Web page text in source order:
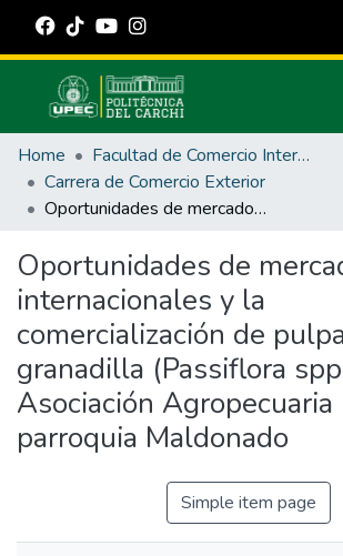
Communities & Collections
All of DSpace
Statistics
Estadísticas Externas
Manuales
Home
Facultad de Comercio Internacional, Integración, Administración y Economía Empresarial
Carrera de Comercio Exterior
Oportunidades de mercados internacionales y la comercialización de pulpa de granadilla (Passiflora spp.) desde la Asociación Agropecuaria El Edén parroquia Maldonado
Oportunidades de
internacionales y la
comercialización de
granadilla (Passiflora
Asociación Agropecuaria
parroquia Maldonado
Simple item page